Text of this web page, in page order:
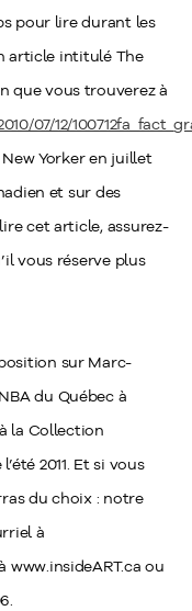
pour lire durant les
article intitulé The
que vous trouverez à
07/12/
Yorker en juillet
et sur des
cet article, assurez-
vous réserve plus
sur Marc-
du Québec à
la Collection
2011. Et si vous
du choix : notre
à
ou